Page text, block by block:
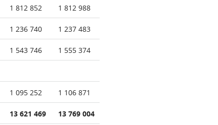
1 812 852 1 812 988
1 236 740 1 237 483
1 543 746 1 555 374
1 095 252 1 106 871
13 621 469 13 769 004